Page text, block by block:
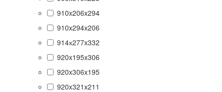
910x206x294
910x294x206
914х277x332
920x195x306
920x306x195
920x321x211